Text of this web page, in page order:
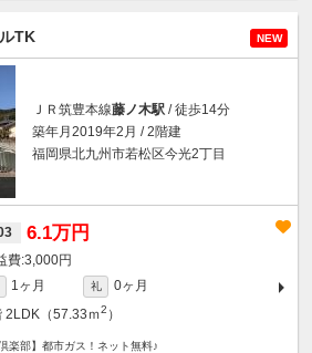
TK NEW
ＪＲ筑豊本線藤ノ木駅 / 徒歩14分
築年月2019年2月 / 2階建
福岡県北九州市若松区今光2丁目
6.1万円
3,000円
1ヶ月 礼
0ヶ月
2LDK（57.33ｍ2 ）
楽部】都市ガス！ネット無料♪